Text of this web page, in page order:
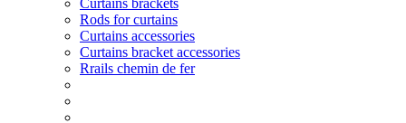
Curtains brackets
Rods for curtains
Curtains accessories
Curtains bracket accessories
Rrails chemin de fer